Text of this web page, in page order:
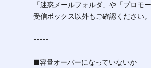
「迷惑メールフォルダ」や「プロモ
受信ボックス以外もご確認ください。
-----
■容量オーバーになっていないか